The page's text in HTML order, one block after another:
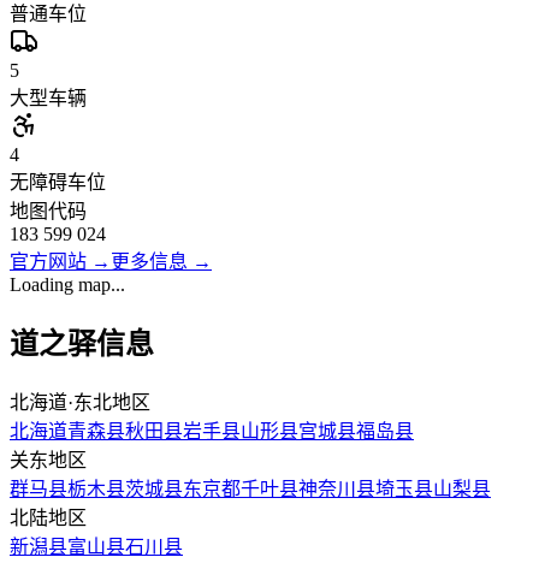
普通车位
5
大型车辆
4
无障碍车位
地图代码
183 599 024
官方网站 → 更多信息 →
Loading map...
道之驿信息
北海道·东北地区
北海道青森县秋田县岩手县山形县宫城县福岛县
关东地区
群马县栃木县茨城县东京都千叶县神奈川县埼玉县山梨县
北陆地区
新潟县富山县石川县